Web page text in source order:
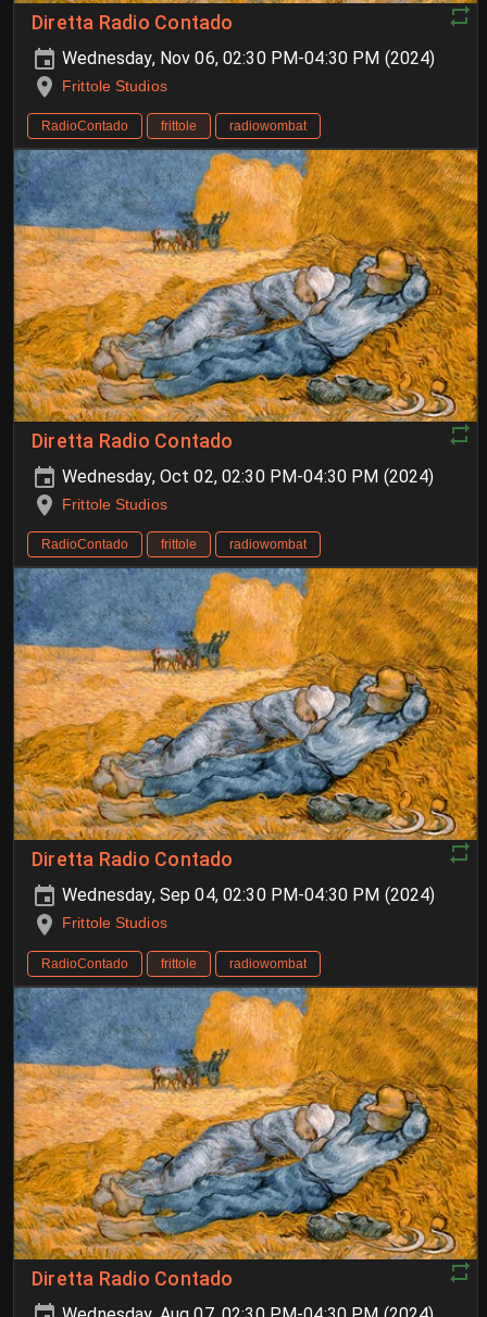
Diretta Radio Contado
Wednesday, Nov 06, 02:30 PM-04:30 PM (2024)
Frittole Studios
RadioContado frittole radiowombat
Diretta Radio Contado
Wednesday, Oct 02, 02:30 PM-04:30 PM (2024)
Frittole Studios
RadioContado frittole radiowombat
Diretta Radio Contado
Wednesday, Sep 04, 02:30 PM-04:30 PM (2024)
Frittole Studios
RadioContado frittole radiowombat
Diretta Radio Contado